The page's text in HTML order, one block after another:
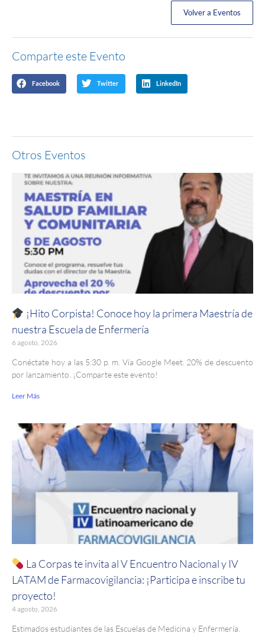
Volver a Eventos
Comparte este Evento
Facebook Twitter LinkedIn
Otros Eventos
¡Hito Corpista! Conoce hoy la primera Maestría de
nuestra Escuela de Enfermería
6 agosto, 2026
Conéctate hoy a las 5:30 p. m. Vía Google Meet. 20% de descuento
por lanzamiento. ¡Comparte este evento!
Leer Más
La Corpas te invita al V Encuentro Nacional y IV
LATAM de Farmacovigilancia: ¡Participa e inscribe tu
proyecto!
4 agosto, 2026
Estimados estudiantes de las Escuelas de Medicina y Enfermería.